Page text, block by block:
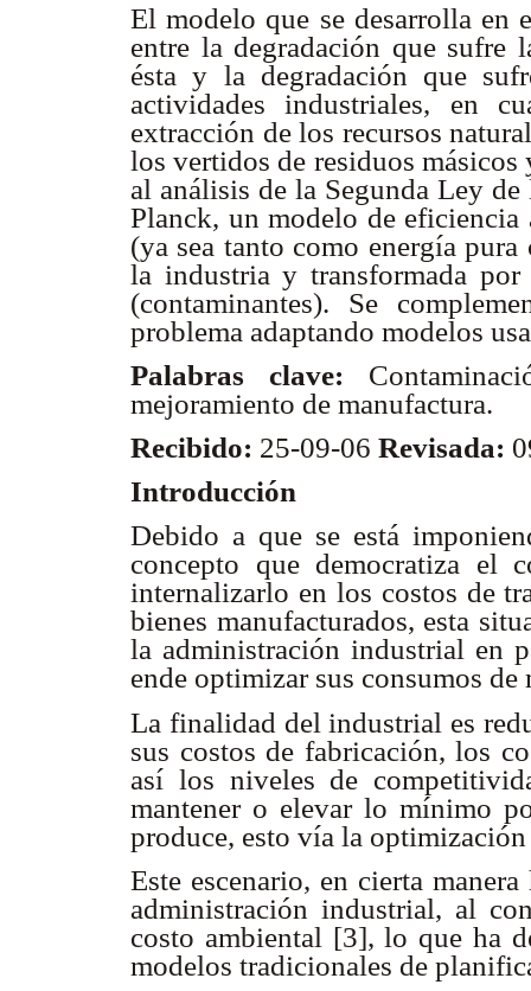
El modelo que se desarrolla en
entre la degradación que sufre
ésta y la degradación que
actividades industriales, en
extracción de los recursos
los vertidos de residuos
al análisis de la Segunda Ley
Planck, un modelo de eficiencia
(ya sea tanto como energía
la industria y transformada
(contaminantes). Se
problema adaptando modelos
Palabras clave:
mejoramiento de manufactura.
Recibido: 25-09-06 Revisada:
Introducción
Debido a que se está
concepto que democratiza
internalizarlo en los costos de
bienes manufacturados, esta
la administración industrial en
ende optimizar sus consumos
La finalidad del industrial es
sus costos de fabricación, los
así los niveles de
mantener o elevar lo mínimo
produce, esto vía la
Este escenario, en cierta
administración industrial, al
costo ambiental [3], lo que ha
modelos tradicionales de